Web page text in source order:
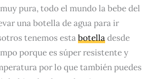
pura, todo el mundo la bebe del
una botella de agua para ir
tenemos estabotelladesde
porque es súper resistente y
por lo que también puedes